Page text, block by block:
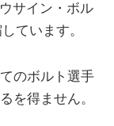
サイン・ボル
ています。
のボルト選手
を得ません。